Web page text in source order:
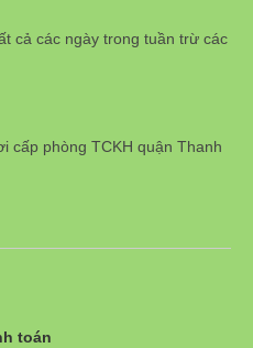
cả các ngày trong tuần trừ các
cấp phòng TCKH quận Thanh
toán